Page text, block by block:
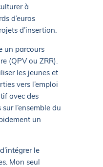
à
d’euros
d’insertion.
un parcours
(QPV ou ZRR).
les jeunes et
vers l’emploi
avec des
l’ensemble du
un
le
Mon seul